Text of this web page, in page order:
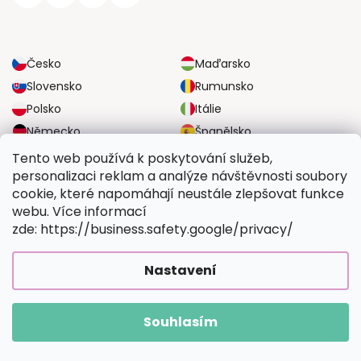
Tento web používá k poskytování služeb,
personalizaci reklam a analýze návštěvnosti soubory
cookie, které napomáhají neustále zlepšovat funkce
webu. Více informací
zde: https://business.safety.google/privacy/
Nastavení
Souhlasím
Česko
Maďarsko
Slovensko
Rumunsko
Polsko
Itálie
Německo
Španělsko
Velká Británie
Rakousko
SPOLEHLIVÉ MOŽNOSTI DOPRAVY
BEZPEČNÉ MOŽNOSTI PLATBY
Vytvořil Shoptet Premium|UpraviloFV STUDIO
Vymalujsisam.cz. Všechna práva vyhrazena.